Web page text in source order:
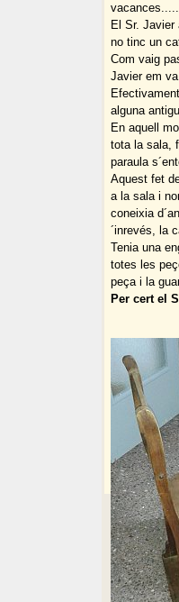
vacances.....
El Sr. Javier
no tinc un
Com vaig
Javier em
alguna
En aquell
tota la sala,
paraula
Aquest fet
a la sala i
coneixia
´inrevés, la
Tenia una
totes les
peça i la
Per cert el